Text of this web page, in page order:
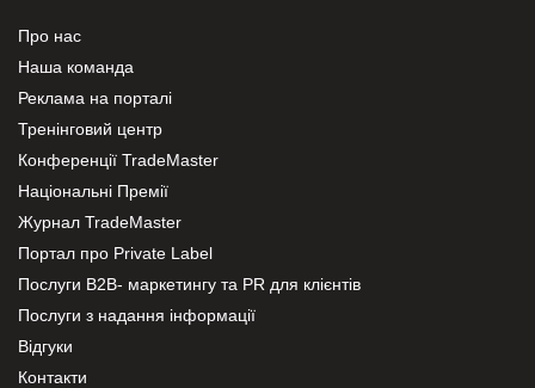
Про нас
Наша команда
Реклама на порталі
Тренінговий центр
Конференції TradeMaster
Національні Премії
Журнал TradeMaster
Портал про Private Label
Послуги В2В- маркетингу та PR для клієнтів
Послуги з надання інформації
Відгуки
Контакти